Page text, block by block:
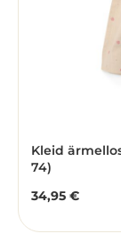
Kleid
74)
Regulärer
34,95 €